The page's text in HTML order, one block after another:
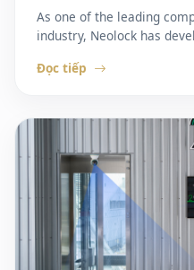
As one of the leading
industry, Neolock has
Đọc tiếp